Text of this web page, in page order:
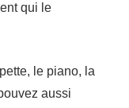
qui le
le piano, la
aussi